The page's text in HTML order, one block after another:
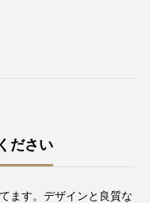
ださい
ます。デザインと良質な